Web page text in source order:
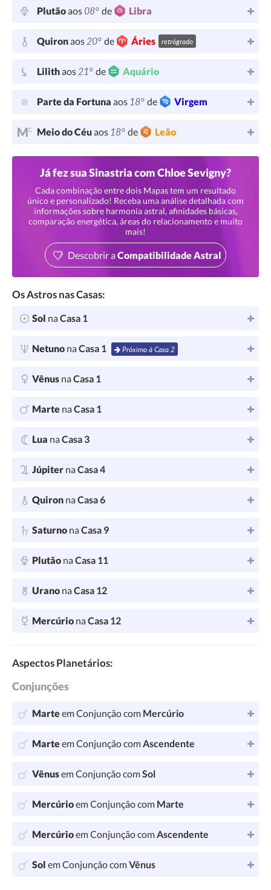
Plutãoaos08° de Libra
Quironaos20° de Áries retrógrado
Lilithaos21° de Aquário
Parte da Fortuna aos 18° de Virgem
Meio do Céuaos 18° de Leão
Já fez sua Sinastria com Chloe Sevigny?
Cada combinação entre dois Mapas tem um resultado
único e personalizado! Receba uma análise detalhada com
informações sobre harmonia astral, afinidades básicas,
comparação energética, áreas do relacionamento e muito
mais!
Descobrir aCompatibilidade Astral
Os Astros nas Casas:
Sol naCasa 1
Netuno naCasa 1 Próximo à Casa 2
Vênus naCasa 1
Marte naCasa 1
Lua naCasa 3
Júpiter naCasa 4
Quiron naCasa 6
Saturno naCasa 9
Plutão naCasa 11
Urano naCasa 12
Mercúrio naCasa 12
Aspectos Planetários:
Conjunções
Marteem Conjunção com Mercúrio
Marteem Conjunção comAscendente
Vênusem Conjunção comSol
Mercúrioem Conjunção com Marte
Mercúrioem Conjunção comAscendente
Sol em Conjunção comVênus